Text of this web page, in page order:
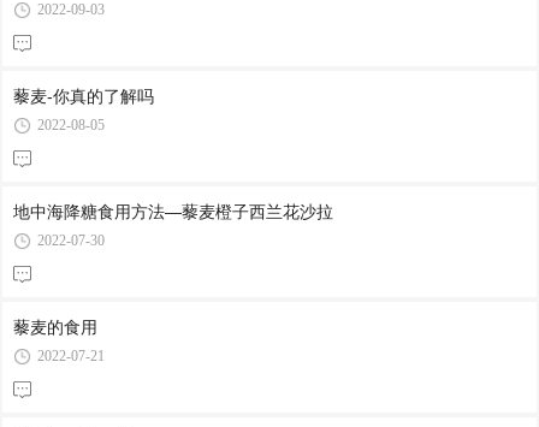
2022-09-03
藜麦-你真的了解吗
2022-08-05
地中海降糖食用方法—藜麦橙子西兰花沙拉
2022-07-30
藜麦的食用
2022-07-21